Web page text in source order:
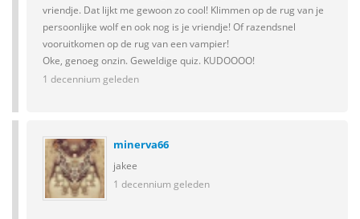
vriendje. Dat lijkt me gewoon zo cool! Klimmen op de rug van je
persoonlijke wolf en ook nog is je vriendje! Of razendsnel
vooruitkomen op de rug van een vampier!
Oke, genoeg onzin. Geweldige quiz. KUDOOOO!
1 decennium geleden
minerva66
jakee
1 decennium geleden